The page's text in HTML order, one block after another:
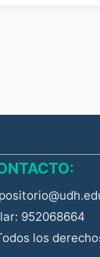
952068664
los